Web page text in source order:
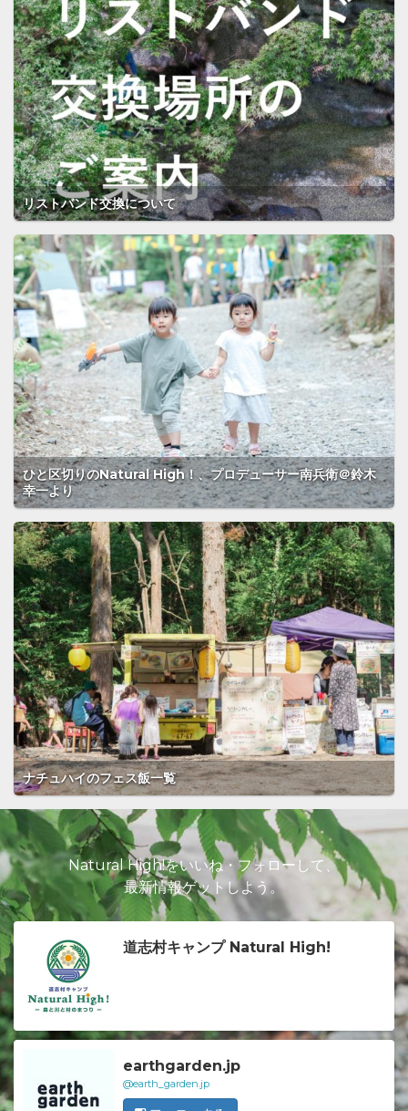
リストバンド交換について
ひと区切りのNatural High！、プロデューサー南兵衛＠鈴木
幸一より
ナチュハイのフェス飯一覧
Natural High!をいいね・フォローして、
最新情報ゲットしよう。
道志村キャンプ Natural High!
earthgarden.jp
@earth_garden.jp